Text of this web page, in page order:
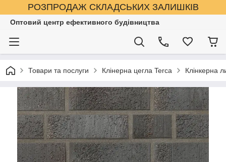
РОЗПРОДАЖ СКЛАДСЬКИХ ЗАЛИШКІВ
Оптовий центр ефективного будівництва
Товари та послуги Клінерна цегла Terca Клінкерна